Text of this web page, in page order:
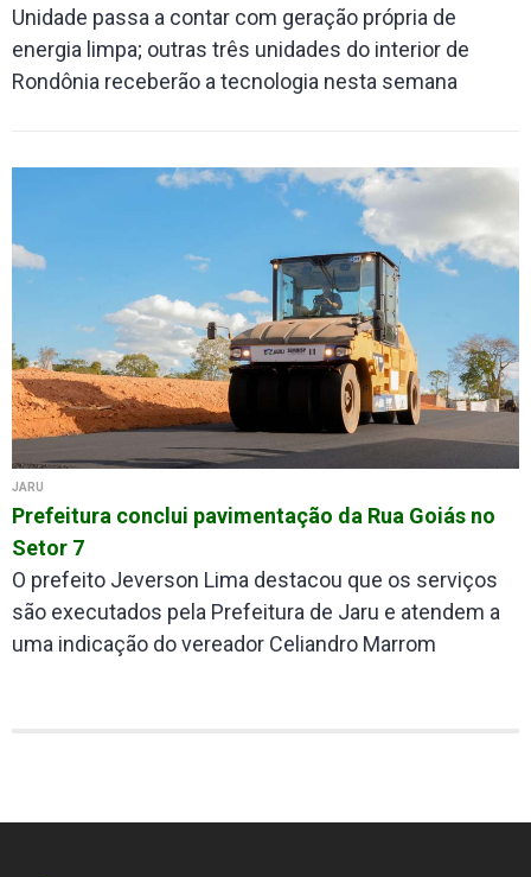
Unidade passa a contar com geração própria de
energia limpa; outras três unidades do interior de
Rondônia receberão a tecnologia nesta semana
JARU
Prefeitura conclui pavimentação da Rua Goiás no
Setor 7
O prefeito Jeverson Lima destacou que os serviços
são executados pela Prefeitura de Jaru e atendem a
uma indicação do vereador Celiandro Marrom